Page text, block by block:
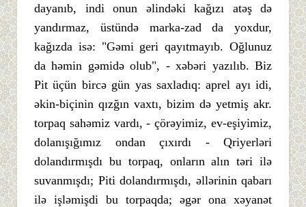
dayanıb, indi onun əlindəki kağızı atəş də
yandırmaz, üstündə marka-zad da yoxdur,
kağızda isə: "Gəmi geri qayıtmayıb. Oğlunuz
da həmin gəmidə olub", - xəbəri yazılıb. Biz
Pit üçün bircə gün yas saxladıq: aprel ayı idi,
əkin-biçinin qızğın vaxtı, bizim də yetmiş akr.
torpaq sahəmiz vardı, - çörəyimiz, ev-eşiyimiz,
dolanışığımız ondan çıxırdı - Qriyerləri
dolandırmışdı bu torpaq, onların alın təri ilə
suvanmışdı; Piti dolandırmışdı, əllərinin qabarı
ilə işləmişdi bu torpaqda; əgər ona xəyanət